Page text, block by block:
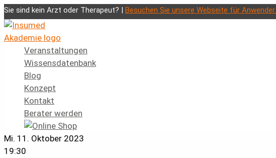
Zum
Inhalt
springen
Sie sind kein Arzt oder Therapeut? | Besuchen Sie unsere Webseite für Anwender.
Veranstaltungen
Wissensdatenbank
Blog
Konzept
Kontakt
Berater werden
Mi. 11. Oktober 2023
19:30